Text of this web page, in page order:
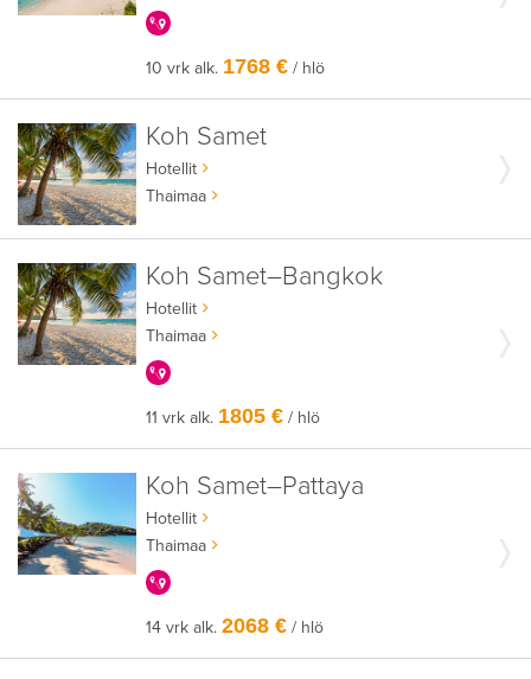
10 vrk alk. 1768 € / hlö
Koh Samet
Hotellit
Thaimaa
Koh Samet–Bangkok
Hotellit
Thaimaa
11 vrk alk. 1805 € / hlö
Koh Samet–Pattaya
Hotellit
Thaimaa
14 vrk alk.2068 € / hlö